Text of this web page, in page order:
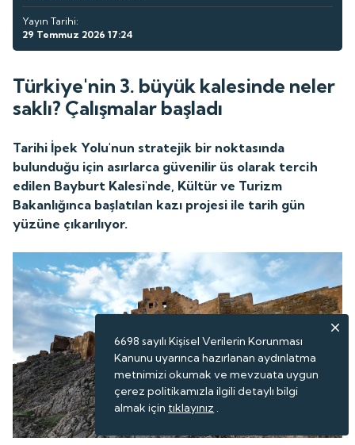
Yayın Tarihi:
29 Temmuz 2026 17:24
Türkiye'nin 3. büyük kalesinde neler
saklı? Çalışmalar başladı
Tarihi İpek Yolu'nun stratejik bir noktasında
bulunduğu için asırlarca güvenilir üs olarak tercih
edilen Bayburt Kalesi'nde, Kültür ve Turizm
Bakanlığınca başlatılan kazı projesi ile tarih gün
yüzüne çıkarılıyor.
6698 sayılı Kişisel Verilerin Korunması
Kanunu uyarınca hazırlanan aydınlatma
metnimizi okumak ve mevzuata uygun
çerez politikamızla ilgili detaylı bilgi
almak için tıklayınız .